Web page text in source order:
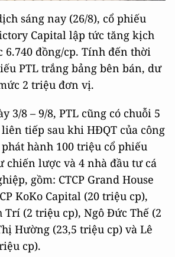
sáng nay (26/8), cổ phiếu
Capital lập tức tăng kịch
đồng/cp. Tính đến thời
PTL trắng bảng bên bán, dư
2 triệu đơn vị.
3/8 – 9/8, PTL cũng có chuỗi 5
tiếp sau khi HĐQT của công
hành 100 triệu cổ phiếu
chiến lược và 4 nhà đầu tư cá
gồm: CTCP Grand House
KoKo Capital (20 triệu cp),
(2 triệu cp), Ngô Đức Thế (2
Hường (23,5 triệu cp) và Lê
cp).